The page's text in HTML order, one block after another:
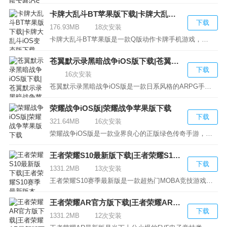
卡牌大乱斗BT苹果版下载|卡牌大乱斗iOS变态版下载
176.93MB
18次安装
卡牌大乱斗BT苹果版是一款Q版动作卡牌手机游戏，游戏...
下载
苍翼默示录黑暗战争iOS版下载|苍翼默示录黑暗战争苹果版下载
16次安装
苍翼默示录黑暗战争iOS版是一款日系风格的ARPG手游，...
下载
荣耀战争iOS版|荣耀战争苹果版下载
321.64MB
16次安装
荣耀战争iOS版是一款业界良心的正版绿色传奇手游，继...
下载
王者荣耀S10最新版下载|王者荣耀S10赛季最新版本
1331.2MB
13次安装
王者荣耀S10赛季最新版是一款超热门MOBA竞技游戏，201...
下载
王者荣耀AR官方版下载|王者荣耀AR最新版下载
1331.2MB
12次安装
下载